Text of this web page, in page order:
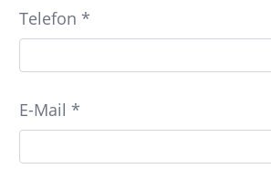
Telefon *
E-Mail *